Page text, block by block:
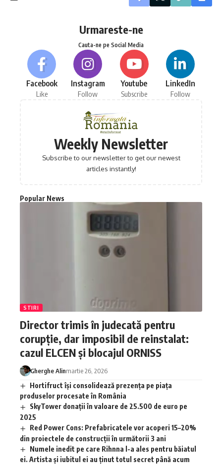
Urmareste-ne
Cauta-ne pe Social Media
Facebook
Like
Instagram
Follow
Youtube
Subscribe
LinkedIn
Follow
Weekly Newsletter
Subscribe to our newsletter to get our newest
articles instantly!
Popular News
STIRI
Director trimis în judecată pentru
corupție, dar imposibil de reinstalat:
cazul ELCEN și blocajul ORNISS
Gherghe Alinmartie 26, 2026
Hortifruct își consolidează prezența pe piața
produselor procesate în România
SkyTower donații în valoare de 25.500 de euro pe
2025
Red Power Cons: Prefabricatele vor acoperi 15–20%
din proiectele de construcții în următorii 3 ani
Numele inedit pe care Rihnna l-a ales pentru băiatul
ei. Artista și iubitul ei au ținut totul secret până acum